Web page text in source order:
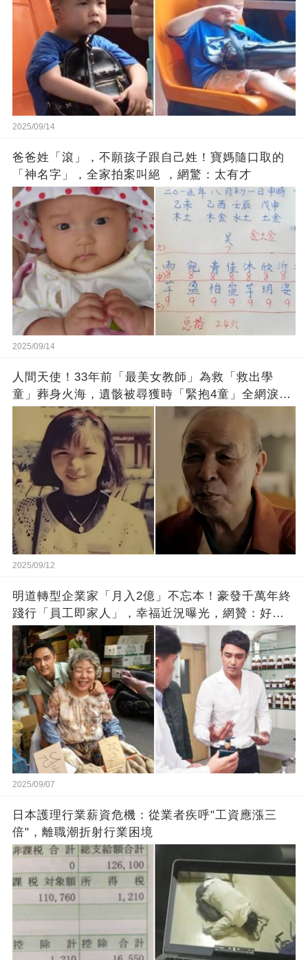
2025/09/14
爸爸姓「滾」，不願孩子跟自己姓！寶媽隨口取的
「神名字」，全家拍案叫絕 ，網驚：太有才
2025/09/14
人間天使！33年前「最美女教師」為救「救出學
童」葬身火海，遺骸被尋獲時「緊抱4童」全網淚
崩：真正的英雄不該被遺忘
2025/09/12
明道轉型企業家「月入2億」不忘本！豪發千萬年終
踐行「員工即家人」，幸福近況曝光，網贊：好老
闆的福報
2025/09/07
日本護理行業薪資危機：從業者疾呼"工資應漲三
倍"，離職潮折射行業困境